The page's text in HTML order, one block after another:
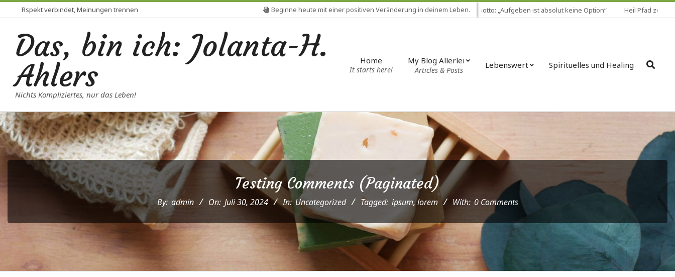
Rspekt verbindet, Meinungen trennen Beginne heute mit einer positiven Veränderung in deinem Leben.Mein Lebensmotto: „Aufgeben ist absolut keine Option“ Heil Pfad zur
Das, bin ich: Jolanta-H.
Ahlers
Nichts Kompliziertes, nur das Leben!
Home
It starts here!
My Blog Allerlei
Articles & Posts
Lebenswert Spirituelles und Healing
Testing Comments (Paginated)
By: admin On: Juli 30, 2024 In: Uncategorized Tagged: ipsum,lorem With: 0 Comments